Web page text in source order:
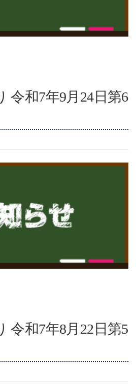
令和7年9月24日第6
令和7年8月22日第5